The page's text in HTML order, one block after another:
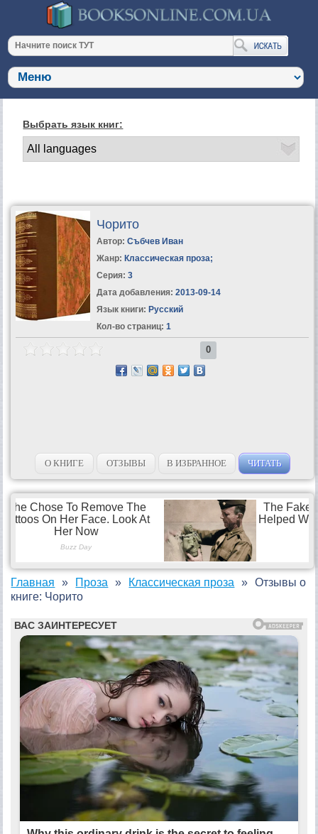
Выбрать язык книг:
Чорито
Автор: Събчев Иван
Жанр: Классическая проза;
Серия: 3
Дата добавления: 2013-09-14
Язык книги: Русский
Кол-во страниц: 1
0
О КНИГЕ ОТЗЫВЫ В ИЗБРАННОЕ ЧИТАТЬ
Главная Проза Классическая проза
Отзывы о
книге: Чорито